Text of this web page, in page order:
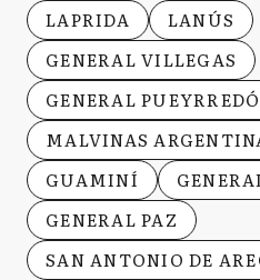
LAPRIDA
LANÚS
GENERAL VILLEGAS
GENERAL
MALVINAS
GUAMINÍ
GENERAL PAZ
SAN ANTONIO DE